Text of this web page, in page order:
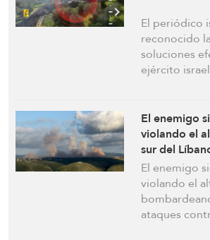
El periódico
reconocido
soluciones
ejército
El enemigo
violando el
sur del
demolición
El enemigo
violando el
ataques